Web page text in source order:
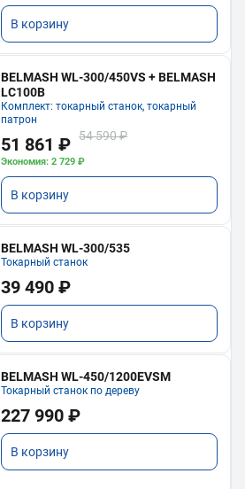
В корзину
BELMASH WL-300/450VS + BELMASH
LC100B
Комплект: токарный станок, токарный
патрон
51 861 ₽ 54 590 ₽
Экономия: 2 729 ₽
В корзину
BELMASH WL-300/535
Токарный станок
39 490 ₽
В корзину
BELMASH WL-450/1200EVSM
Токарный станок по дереву
227 990 ₽
В корзину